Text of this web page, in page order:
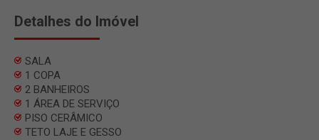
Detalhes do Imóvel
SALA
1 COPA
2 BANHEIROS
1 ÁREA DE SERVIÇO
PISO CERÂMICO
TETO LAJE E GESSO